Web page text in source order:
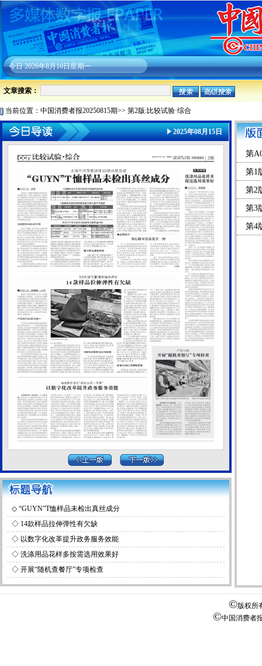
今日2026年8月10日星期一
文章搜索：
当前位置： 中国消费者报20250815期>> 第2版:比较试验·综合
2025年08月15日
◇ “GUYN”T恤样品未检出真丝成分
◇ 14款样品拉伸弹性有欠缺
◇ 以数字化改革提升政务服务效能
◇ 洗涤用品花样多按需选用效果好
◇ 开展“随机查餐厅”专项检查
第
第1
第2
第3
第4
©版权所
©中国消费者